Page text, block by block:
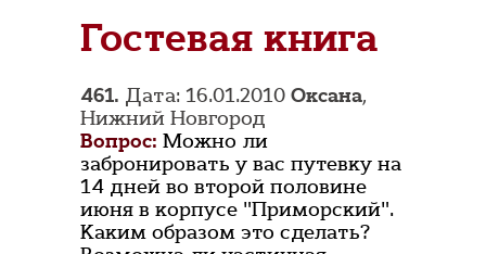
Гостевая книга
461. Дата: 16.01.2010 Оксана,
Нижний Новгород
Вопрос: Можно ли
забронировать у вас путевку на
14 дней во второй половине
июня в корпусе "Приморский".
Каким образом это сделать?